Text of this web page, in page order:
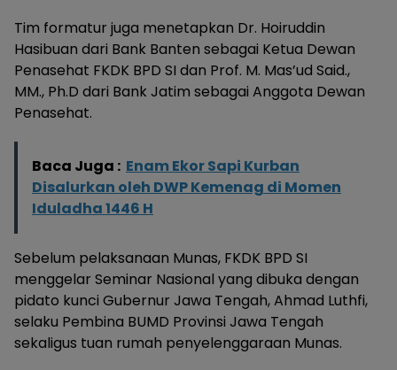
Tim formatur juga menetapkan Dr. Hoiruddin
Hasibuan dari Bank Banten sebagai Ketua Dewan
Penasehat FKDK BPD SI dan Prof. M. Mas’ud Said.,
MM., Ph.D dari Bank Jatim sebagai Anggota Dewan
Penasehat.
Baca Juga : Enam Ekor Sapi Kurban
Disalurkan oleh DWP Kemenag di Momen
Iduladha 1446 H
Sebelum pelaksanaan Munas, FKDK BPD SI
menggelar Seminar Nasional yang dibuka dengan
pidato kunci Gubernur Jawa Tengah, Ahmad Luthfi,
selaku Pembina BUMD Provinsi Jawa Tengah
sekaligus tuan rumah penyelenggaraan Munas.